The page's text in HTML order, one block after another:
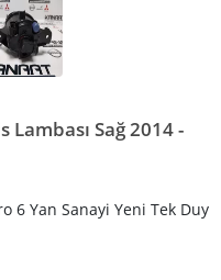
Lambası Sağ 2014 -
6 Yan Sanayi Yeni Tek Duy